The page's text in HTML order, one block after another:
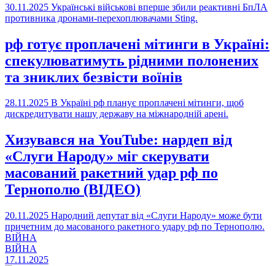
30.11.2025 Українські військові вперше збили реактивні БпЛА
противника дронами-перехоплювачами Sting.
рф готує проплачені мітинги в Україні:
спекулюватимуть рідними полонених
та зниклих безвісти воїнів
28.11.2025 В Україні рф планує проплачені мітинги, щоб
дискредитувати нашу державу на міжнародній арені.
Хизувався на YouTube: нардеп від
«Слуги Народу» міг скерувати
масований ракетний удар рф по
Тернополю (ВІДЕО)
20.11.2025 Народний депутат від «Слуги Народу» може бути
причетним до масованого ракетного удару рф по Тернополю.
ВІЙНА
ВІЙНА
17.11.2025